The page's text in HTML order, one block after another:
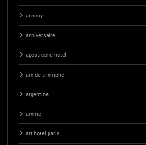
annecy
anniversaire
apostrophe hotel
arc de triomphe
argentine
arome
art hotel paris